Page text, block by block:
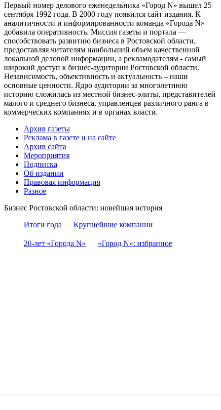
Первый номер делового еженедельника «Город N» вышел 25
сентября 1992 года. В 2000 году появился сайт издания. К
аналитичности и информированности команда «Города N»
добавила оперативность. Миссия газеты и портала —
способствовать развитию бизнеса в Ростовской области,
предоставляя читателям наибольший объем качественной
локальной деловой информации, а рекламодателям - самый
широкий доступ к бизнес-аудитории Ростовской области.
Независимость, объективность и актуальность – наши
основные ценности. Ядро аудитории за многолетнюю
историю сложилась из местной бизнес-элиты, представителей
малого и среднего бизнеса, управленцев различного ранга в
коммерческих компаниях и в органах власти.
Архив газеты
Реклама в газете и на сайте
Архив сайта
Мероприятия
Подписка
Об издании
Правовая информация
Разное
Бизнес Ростовской области: новейшая история
Итоги года
Крупнейшие компании
20-лет «Города N» «Город N»: избранное